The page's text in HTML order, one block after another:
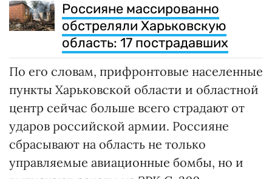
Россияне массированно
обстреляли Харьковскую
область: 17 пострадавших
По его словам, прифронтовые населенные
пункты Харьковской области и областной
центр сейчас больше всего страдают от
ударов российской армии. Россияне
сбрасывают на область не только
управляемые авиационные бомбы, но и